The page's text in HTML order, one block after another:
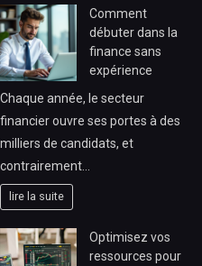
Comment
débuter dans la
finance sans
expérience
Chaque année, le secteur
financier ouvre ses portes à des
milliers de candidats, et
contrairement…
lire la suite
Optimisez vos
ressources pour